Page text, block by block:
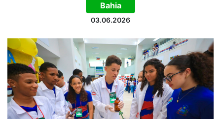
Bahia
03.06.2026